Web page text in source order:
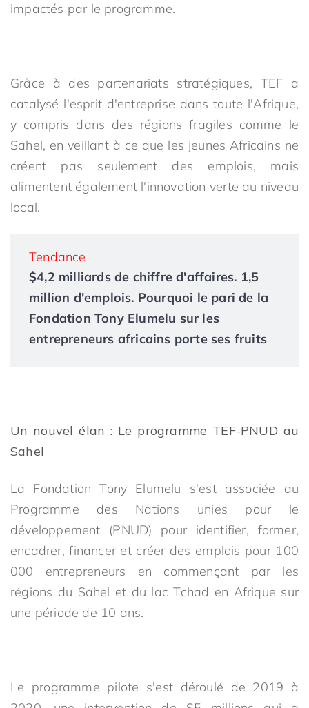
impactés par le programme.
Grâce à des partenariats stratégiques, TEF a
catalysé l'esprit d'entreprise dans toute l'Afrique,
y compris dans des régions fragiles comme le
Sahel, en veillant à ce que les jeunes Africains ne
créent pas seulement des emplois, mais
alimentent également l'innovation verte au niveau
local.
Tendance
$4,2 milliards de chiffre d'affaires. 1,5
million d'emplois. Pourquoi le pari de la
Fondation Tony Elumelu sur les
entrepreneurs africains porte ses fruits
Un nouvel élan : Le programme TEF-PNUD au
Sahel
La Fondation Tony Elumelu s'est associée au
Programme des Nations unies pour le
développement (PNUD) pour identifier, former,
encadrer, financer et créer des emplois pour 100
000 entrepreneurs en commençant par les
régions du Sahel et du lac Tchad en Afrique sur
une période de 10 ans.
Le programme pilote s'est déroulé de 2019 à